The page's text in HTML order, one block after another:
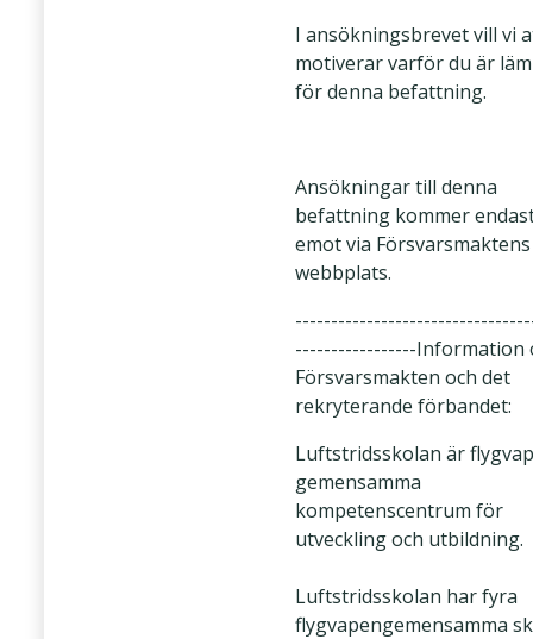
I ansökningsbrevet vill vi
motiverar varför du är
för denna befattning.
Ansökningar till denna
befattning kommer
emot via Försvarsmaktens
webbplats.
-----------------Information
Försvarsmakten och det
rekryterande förbandet:
Luftstridsskolan är
gemensamma
kompetenscentrum för
utveckling och utbildning.
Luftstridsskolan har fyra
flygvapengemensamma